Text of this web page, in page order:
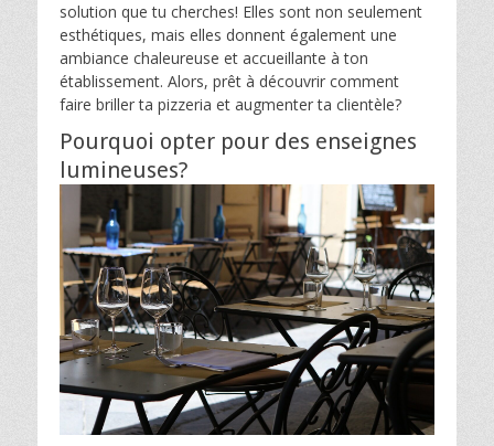
solution que tu cherches! Elles sont non seulement
esthétiques, mais elles donnent également une
ambiance chaleureuse et accueillante à ton
établissement. Alors, prêt à découvrir comment
faire briller ta pizzeria et augmenter ta clientèle?
Pourquoi opter pour des enseignes
lumineuses?